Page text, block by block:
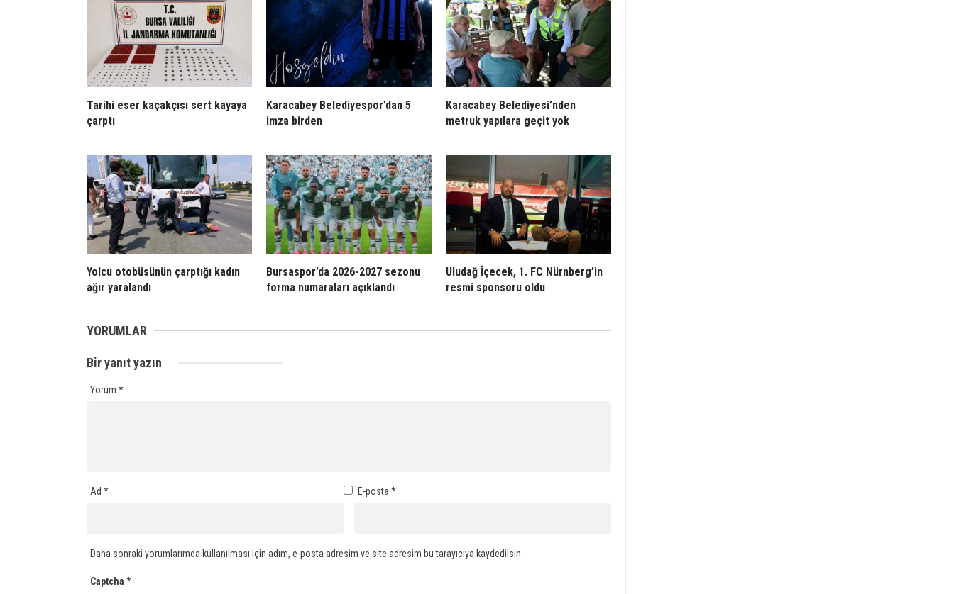
Tarihi eser kaçakçısı sert kayaya
çarptı
Karacabey Belediyespor’dan 5
imza birden
Karacabey Belediyesi’nden
metruk yapılara geçit yok
Yolcu otobüsünün çarptığı kadın
ağır yaralandı
Bursaspor’da 2026-2027 sezonu
forma numaraları açıklandı
Uludağ İçecek, 1. FC Nürnberg’in
resmi sponsoru oldu
YORUMLAR
Bir yanıt yazın
Yorum *
Ad * E-posta *
Daha sonraki yorumlarımda kullanılması için adım, e-posta adresim ve site adresim bu tarayıcıya kaydedilsin.
Captcha *